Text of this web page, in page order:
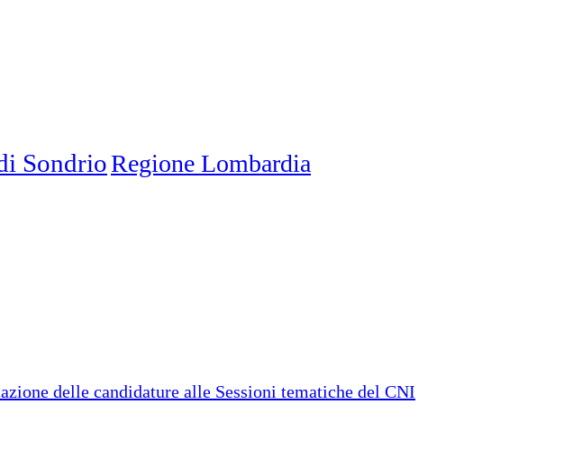
SondrioRegione Lombardia
delle candidature alle Sessioni tematiche del CNI